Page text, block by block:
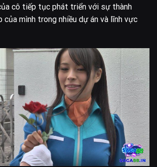
cô tiếp tục phát triển với sự thành
của mình trong nhiều dự án và lĩnh vực